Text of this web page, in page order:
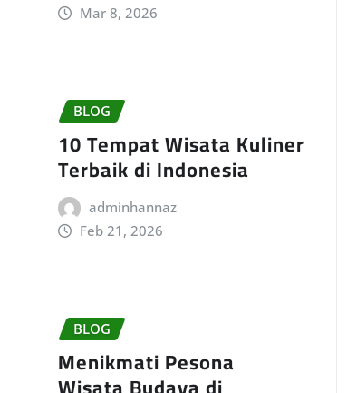
Mar 8, 2026
BLOG
10 Tempat Wisata Kuliner
Terbaik di Indonesia
adminhannaz
Feb 21, 2026
BLOG
Menikmati Pesona